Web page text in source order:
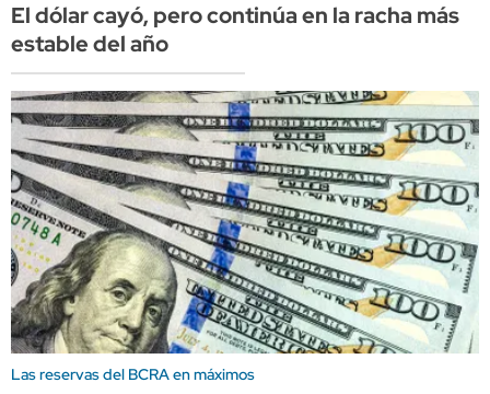
El dólar cayó, pero continúa en la racha más
estable del año
Las reservas del BCRA en máximos